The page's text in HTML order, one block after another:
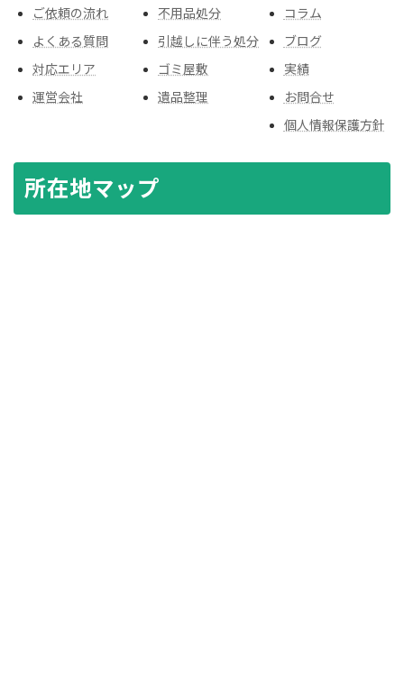
ご依頼の流れ
よくある質問
対応エリア
運営会社
不用品処分
引越しに伴う処分
ゴミ屋敷
遺品整理
コラム
ブログ
実績
お問合せ
個人情報保護方針
所在地マップ